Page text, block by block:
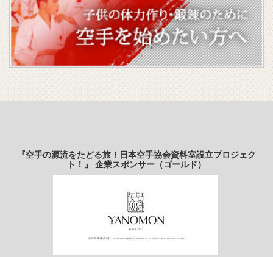
『空手の源流をたどる旅！日本空手協会資料室設立プロジェク
ト！』 企業スポンサー（ゴールド）